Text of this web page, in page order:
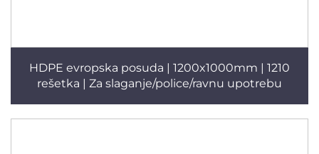
HDPE evropska posuda | 1200x1000mm | 1210
rešetka | Za slaganje/police/ravnu upotrebu